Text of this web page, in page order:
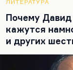
по-настоящему
гениальная
Гроссмана,
много. Но все
откуда это
ЛИТЕРАТУРА
Почему
кажутся
и других